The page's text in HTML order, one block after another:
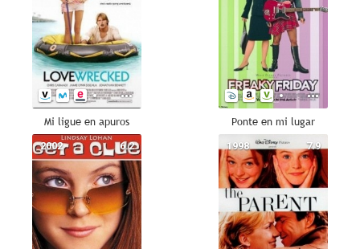
Mi ligue en apuros Ponte en mi lugar
6.2
2002 7.9
1998